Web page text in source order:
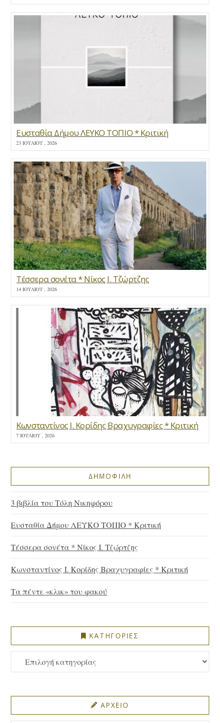
Ευσταθία Δήμου ΛΕΥΚΟ ΤΟΠΙΟ * Κριτική
23 ΙΟΥΛΊΟΥ , 2026
Τέσσερα σονέτα * Νίκος Ι. Τζώρτζης
14 ΙΟΥΛΊΟΥ , 2026
Κωνσταντίνος Ι. Κορίδης Βραχυγραφίες * Κριτική
7 ΙΟΥΛΊΟΥ , 2026
ΔΗΜΟΦΙΛΗ
3 βιβλία του Τόλη Νικηφόρου
Ευσταθία Δήμου ΛΕΥΚΟ ΤΟΠΙΟ * Κριτική
Τέσσερα σονέτα * Νίκος Ι. Τζώρτζης
Κωνσταντίνος Ι. Κορίδης Βραχυγραφίες * Κριτική
Τα πέντε «κλικ» του φακού
ΚΑΤΗΓΟΡΙΕΣ
ΚΑΤΗΓΟΡΙΕΣ
ΑΡΧΕΙΟ